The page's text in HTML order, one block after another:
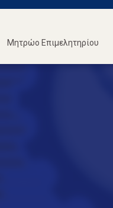
Μητρώο Επιμελητηρίου